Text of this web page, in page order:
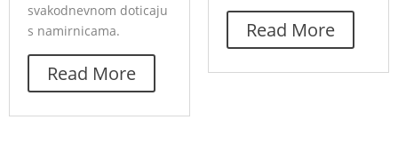
svakodnevnom doticaju
s namirnicama.
Read More
Read More